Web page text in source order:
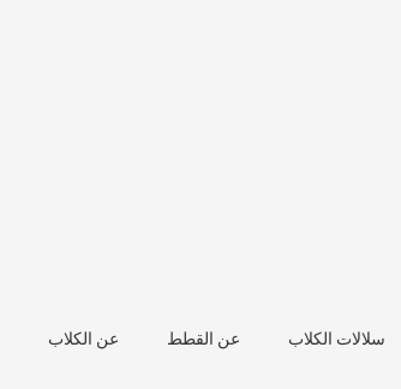
سلالات الكلاب عن القطط عن الكلاب